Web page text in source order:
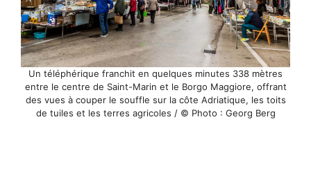
Un téléphérique franchit en quelques minutes 338 mètres
entre le centre de Saint-Marin et le Borgo Maggiore, offrant
des vues à couper le souffle sur la côte Adriatique, les toits
de tuiles et les terres agricoles / © Photo : Georg Berg